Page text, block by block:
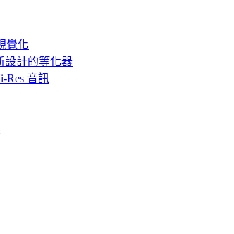
覺化
設計的等化器
Res 音訊